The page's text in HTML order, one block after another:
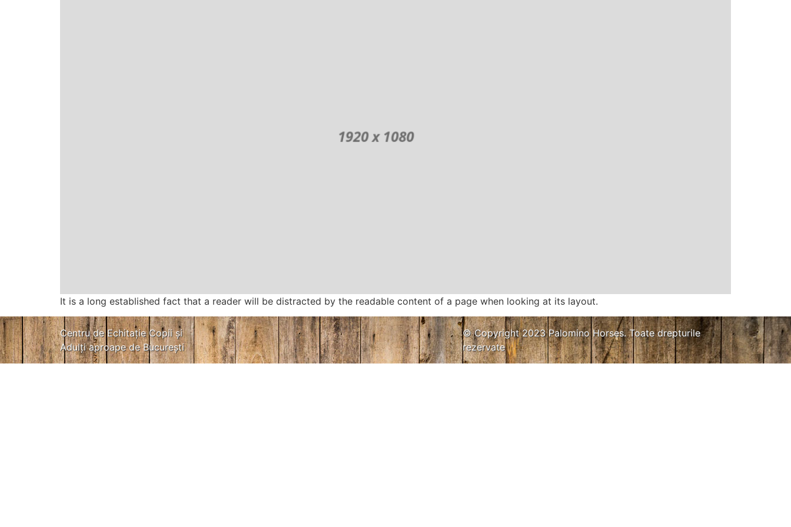
It is a long established fact that a reader will be distracted by the readable content of a page when looking at its layout.
Centru de Echitație Copii și
Adulți aproape de București
© Copyright 2023 Palomino Horses. Toate drepturile
rezervate